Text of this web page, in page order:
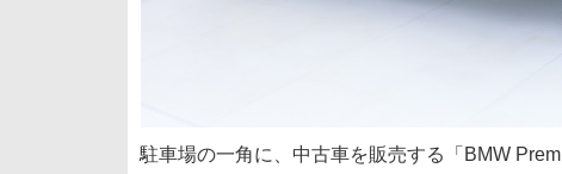
駐車場の一角に、中古車を販売する「BMW